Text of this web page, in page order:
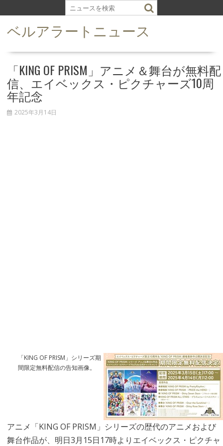
k
ベルアラートニュース
「KING OF PRISM」アニメ＆舞台が無料配
信、エイベックス・ピクチャーズ10周
年記念
2025年3月14日
「KING OF PRISM」シリーズ期
間限定無料配信の告知画像。
アニメ「KING OF PRISM」シリーズの歴代のアニメおよび
舞台作品が、明日3月15日17時よりエイベックス・ピクチャ